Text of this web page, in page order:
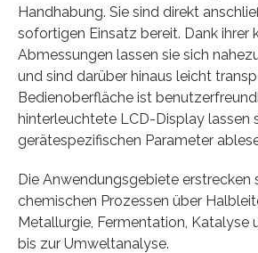
Handhabung. Sie sind direkt
sofortigen Einsatz bereit. Dank ihrer
Abmessungen lassen sie sich
und sind darüber hinaus leicht
Bedienoberfläche ist
hinterleuchtete LCD-Display lassen
gerätespezifischen Parameter
Die Anwendungsgebiete erstrecken
chemischen Prozessen über
Metallurgie, Fermentation, Katalyse
bis zur Umweltanalyse.